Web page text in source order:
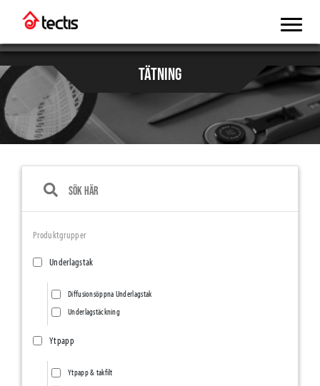
TÄTNING
Produktgrupper
Underlagstak
Diffusionsöppna Underlagstak
Underlagstäckning
Ytpapp
Ytpapp & takfilt